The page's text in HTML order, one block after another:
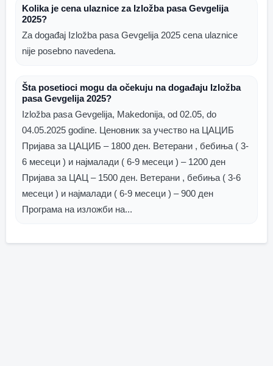
Kolika je cena ulaznice za Izložba pasa Gevgelija
2025?
Za događaj Izložba pasa Gevgelija 2025 cena ulaznice
nije posebno navedena.
Šta posetioci mogu da očekuju na događaju Izložba
pasa Gevgelija 2025?
Izložba pasa Gevgelija, Makedonija, od 02.05, do
04.05.2025 godine. Ценовник за учество на ЦАЦИБ
Пријава за ЦАЦИБ – 1800 ден. Ветерани , бебиња ( 3-
6 месеци ) и најмалади ( 6-9 месеци ) – 1200 ден
Пријава за ЦАЦ – 1500 ден. Ветерани , бебиња ( 3-6
месеци ) и најмалади ( 6-9 месеци ) – 900 ден
Програма на изложби на...